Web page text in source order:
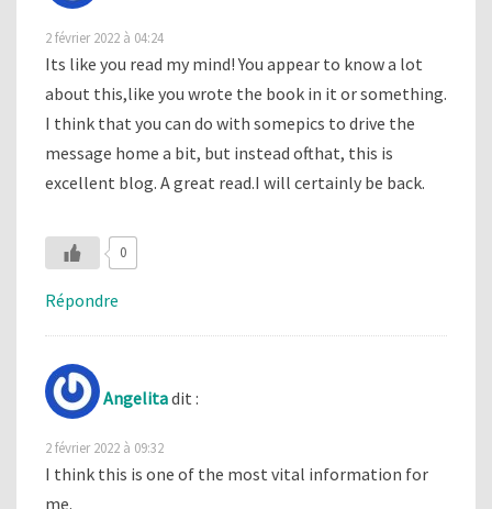
2 février 2022 à 04:24
Its like you read my mind! You appear to know a lot
about this,like you wrote the book in it or something.
I think that you can do with somepics to drive the
message home a bit, but instead ofthat, this is
excellent blog. A great read.I will certainly be back.
0
Répondre
Angelitadit :
2 février 2022 à 09:32
I think this is one of the most vital information for
me.